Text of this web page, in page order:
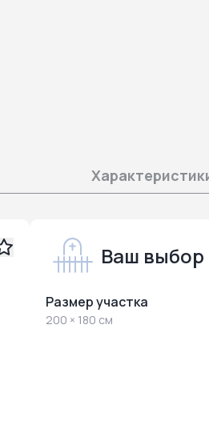
Ваш выбор
Размер участка
200 × 180 см